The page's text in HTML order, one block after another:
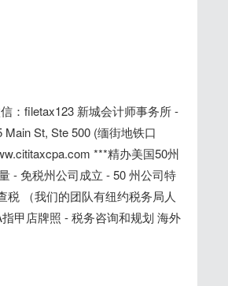
：filetax123 新城会计师事务所 -
St, Ste 500 (缅街地铁口
***精办美国50州
- 免税州公司成立 - 50 州公司特
（我们的团队有纽约税务局人
甲店牌照 - 税务咨询和规划 海外